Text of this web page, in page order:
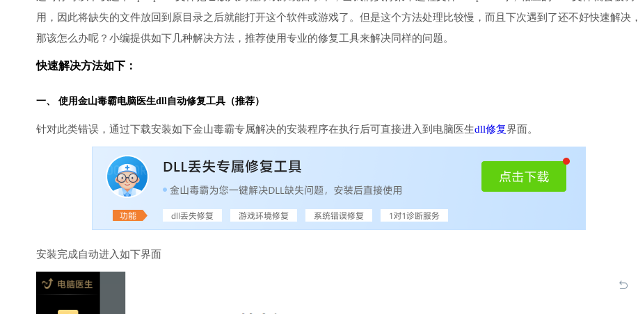
用，因此将缺失的文件放回到原目录之后就能打开这个软件或游戏了。但是这个方法处理比较慢，而且下次遇到了还不好快速解决，
那该怎么办呢？小编提供如下几种解决方法，推荐使用专业的修复工具来解决同样的问题。
快速解决方法如下：
一、 使用金山毒霸电脑医生dll自动修复工具（推荐）
针对此类错误，通过下载安装如下金山毒霸专属解决的安装程序在执行后可直接进入到电脑医生dll修复界面。
安装完成自动进入如下界面